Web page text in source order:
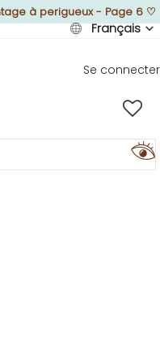
à perigueux - Page 6♡
Français
Se connecter